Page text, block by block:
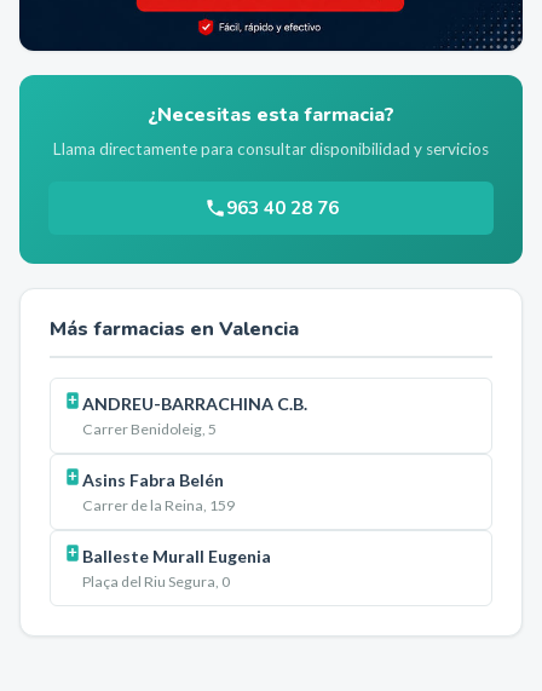
¿Necesitas esta farmacia?
Llama directamente para consultar disponibilidad y servicios
963 40 28 76
Más farmacias en Valencia
ANDREU-BARRACHINA C.B.
Carrer Benidoleig, 5
Asins Fabra Belén
Carrer de la Reina, 159
Balleste Murall Eugenia
Plaça del Riu Segura, 0